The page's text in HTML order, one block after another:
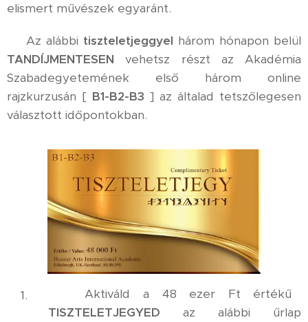
elismert művészek egyaránt.
⚜️ Az alábbi tiszteletjeggyel három hónapon belül
TANDÍJMENTESENvehetsz részt az Akadémia
Szabadegyetemének első három online
rajzkurzusán [ B1-B2-B3 ] az általad tetszőlegesen
választott időpontokban.
✅ Aktiváld a 48 ezer Ft értékű
TISZTELETJEGYED az alábbi űrlap